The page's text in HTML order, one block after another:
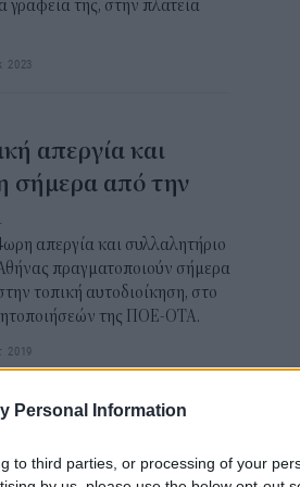
Personal Information
to third parties, or processing of your
γραφεία της, στην πλατεία
2023
απεργία και
σήμερα από την
απεργία και συλλαλητήριο
πραγματοποιούν σήμερα
τοπική αυτοδιοίκηση, στο
της ΠΟΕ-ΟΤΑ.
2019
αναπτυξιακού